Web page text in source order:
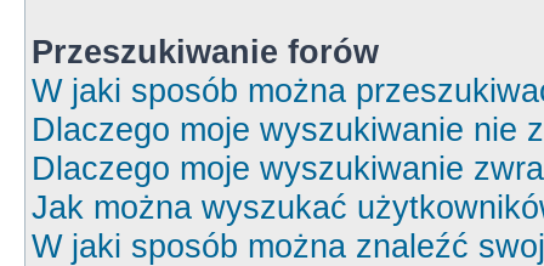
Przeszukiwanie forów
W jaki sposób można
Dlaczego moje wyszukiwanie nie
Dlaczego moje wyszukiwanie
Jak można wyszukać
W jaki sposób można znaleźć